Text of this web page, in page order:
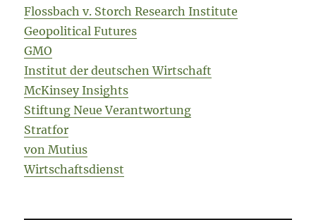
Flossbach v. Storch Research Institute
Geopolitical Futures
GMO
Institut der deutschen Wirtschaft
McKinsey Insights
Stiftung Neue Verantwortung
Stratfor
von Mutius
Wirtschaftsdienst